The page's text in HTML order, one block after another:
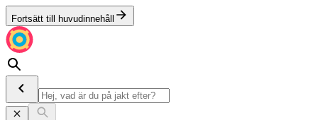
Fortsätt till huvudinnehåll